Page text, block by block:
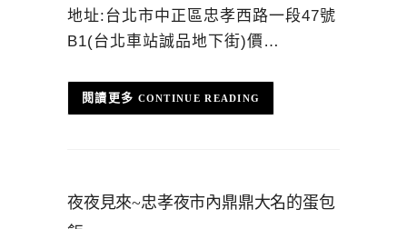
地址:台北市中正區忠孝西路一段47號
B1(台北車站誠品地下街)價…
CONTINUE READING
夜夜見來~忠孝夜市內鼎鼎大名的蛋包